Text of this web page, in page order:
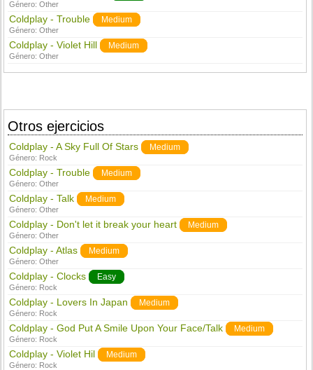
Género:Other
Coldplay - Trouble Medium
Género:Other
Coldplay - Violet Hill Medium
Género:Other
Otros ejercicios
Coldplay - A Sky Full Of Stars Medium
Género: Rock
Coldplay - Trouble Medium
Género:Other
Coldplay - Talk Medium
Género:Other
Coldplay - Don't let it break your heart Medium
Género:Other
Coldplay - Atlas Medium
Género:Other
Coldplay - Clocks Easy
Género: Rock
Coldplay - Lovers In Japan Medium
Género: Rock
Coldplay - God Put A Smile Upon Your Face/Talk Medium
Género: Rock
Coldplay - Violet Hil Medium
Género: Rock